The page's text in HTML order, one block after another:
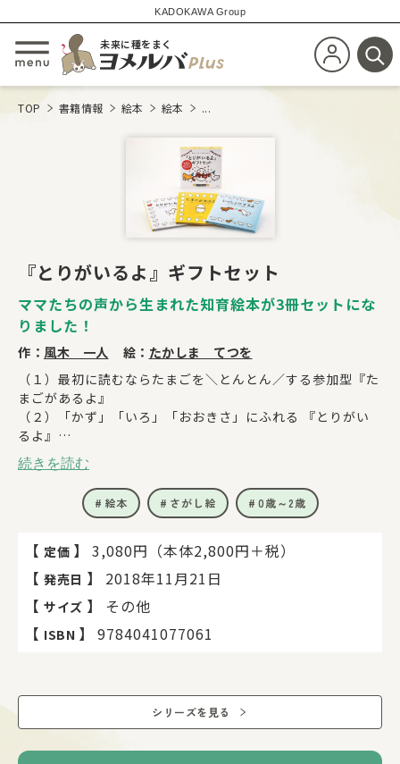
KADOKAWA Group
メニューを開閉する
未来に種をまく
新規会員登
検
TOP 書籍情報 絵本 絵本 ...
『とりがいるよ』ギフトセット
ママたちの声から生まれた知育絵本が3冊セットにな
りました！
作： 風木 一人 絵： たかしま てつを
（１）最初に読むならたまごを＼とんとん／する参加型『た
まごがあるよ』
（２）「かず」「いろ」「おおきさ」にふれる 『とりがい
るよ』
（３）おともだちが気になりだしたら 『いっしょにする
よ』
● 読み終わると「もう１回！」と何度もおねだりします（1
●「どーれだ？」「そうだね、ここにいたねぇ」などとやり
取りしながら、親子で楽しく読めます（1歳の女の子のマ
●「とり、いっぱいね～」「あか、あか！」「はっぱ！」な
● ころんだとりの絵をさして、「いたい、いたい」。子ども
なりに想像がふくらんでいるようです（3歳の男の子のマ
マ）
●音に合わせてからだを大きく動かします（2歳の女の子の
続きを読む
絵本 さがし絵 0歳～2歳
【 定価 】
3,080円（本体2,800円＋税）
【 発売日 】
2018年11月21日
【 サイズ 】
その他
【 ISBN 】 9784041077061
シリーズを見る